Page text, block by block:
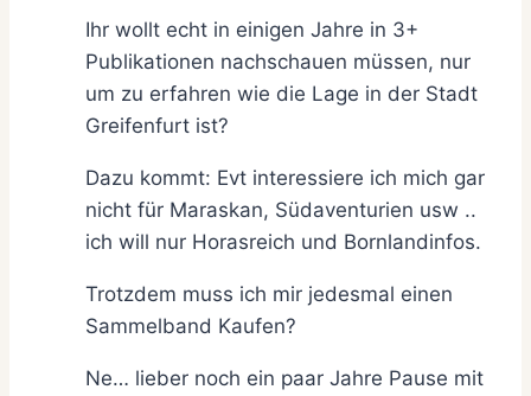
Ihr wollt echt in einigen Jahre in 3+
Publikationen nachschauen müssen, nur
um zu erfahren wie die Lage in der Stadt
Greifenfurt ist?
Dazu kommt: Evt interessiere ich mich gar
nicht für Maraskan, Südaventurien usw ..
ich will nur Horasreich und Bornlandinfos.
Trotzdem muss ich mir jedesmal einen
Sammelband Kaufen?
Ne… lieber noch ein paar Jahre Pause mit